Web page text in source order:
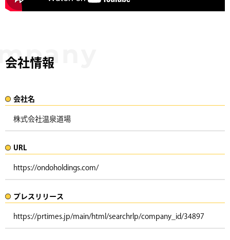
会社情報
会社名​
株式会社温泉道場
URL
https://ondoholdings.com/
プレスリリース​​​
https://prtimes.jp/main/html/searchrlp/company_id/34897